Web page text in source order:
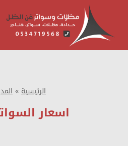
المحتوى
الرئيسية»
اسعار